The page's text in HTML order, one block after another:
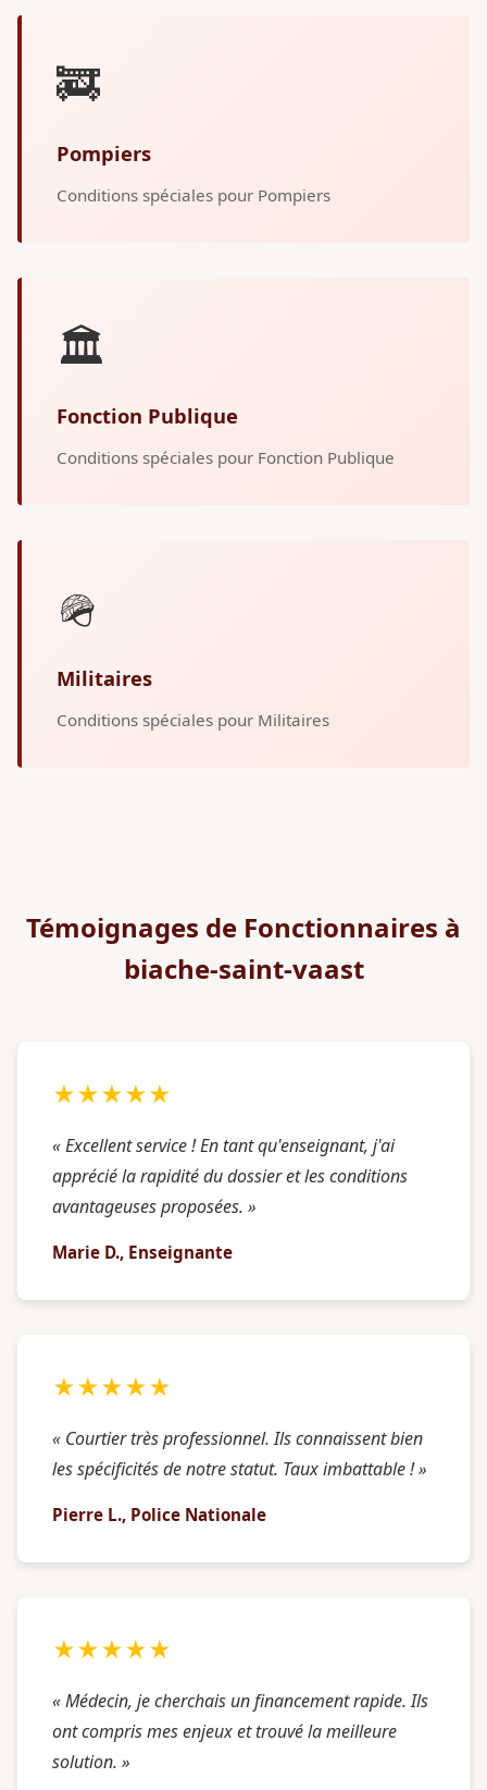
🚒
Pompiers
Conditions spéciales pour Pompiers
🏛️
Fonction Publique
Conditions spéciales pour Fonction Publique
🪖
Militaires
Conditions spéciales pour Militaires
Témoignages de Fonctionnaires à
biache-saint-vaast
★★★★★
« Excellent service ! En tant qu'enseignant, j'ai
apprécié la rapidité du dossier et les conditions
avantageuses proposées. »
Marie D., Enseignante
★★★★★
« Courtier très professionnel. Ils connaissent bien
les spécificités de notre statut. Taux imbattable ! »
Pierre L., Police Nationale
★★★★★
« Médecin, je cherchais un financement rapide. Ils
ont compris mes enjeux et trouvé la meilleure
solution. »